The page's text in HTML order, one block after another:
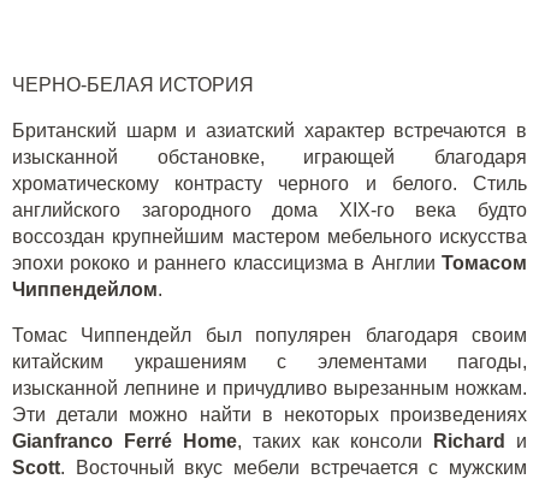
ЧЕРНО-БЕЛАЯ ИСТОРИЯ
Британский шарм и азиатский характер встречаются в
изысканной обстановке, играющей благодаря
хроматическому контрасту черного и белого. Стиль
английского загородного дома XIX-го века будто
воссоздан крупнейшим мастером мебельного искусства
эпохи рококо и раннего классицизма в Англии Томасом
Чиппендейлом.
Томас Чиппендейл был популярен благодаря своим
китайским украшениям с элементами пагоды,
изысканной лепнине и причудливо вырезанным ножкам.
Эти детали можно найти в некоторых произведениях
Gianfranco Ferré Home, таких как консоли Richard
и
Scott. Восточный вкус мебели встречается с мужским